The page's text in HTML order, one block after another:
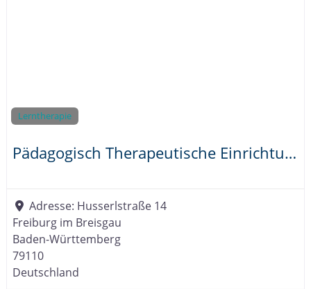
Lerntherapie
Pädagogisch Therapeutische Einrichtung Freiburg (PTE Freiburg)
Adresse: Husserlstraße 14
Freiburg im Breisgau
Baden-Württemberg
79110
Deutschland